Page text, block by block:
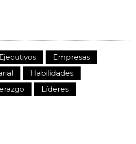
Ejecutivos
Empresas
Habilidades
Líderes